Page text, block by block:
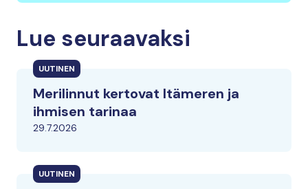
Lue seuraavaksi
UUTINEN
Merilinnut kertovat Itämeren ja
ihmisen tarinaa
29.7.2026
UUTINEN